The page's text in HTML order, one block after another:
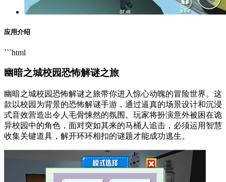
应用介绍
```html
幽暗之城校园恐怖解谜之旅
幽暗之城校园恐怖解谜之旅带你进入惊心动魄的冒险世界。这
款以校园为背景的恐怖解谜手游，通过逼真的场景设计和沉浸
式音效营造出令人毛骨悚然的氛围。玩家将扮演意外被困在诡
异校园中的角色，面对突如其来的马桶人追击，必须运用智慧
收集关键道具，解开环环相扣的谜题才能成功逃生。